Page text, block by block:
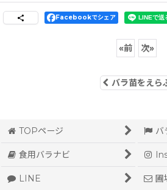
Facebookでシェア
«前 次»
バラ苗をえら
TOPページ バ
食用バラナビ
LINE 圃